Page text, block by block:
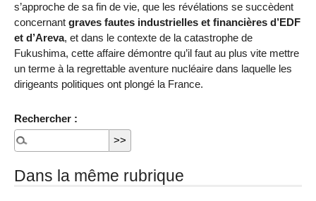
s’approche de sa fin de vie, que les révélations se succèdent
concernant graves fautes industrielles et financières d’EDF
et d’Areva, et dans le contexte de la catastrophe de
Fukushima, cette affaire démontre qu’il faut au plus vite mettre
un terme à la regrettable aventure nucléaire dans laquelle les
dirigeants politiques ont plongé la France.
Rechercher :
Dans la même rubrique